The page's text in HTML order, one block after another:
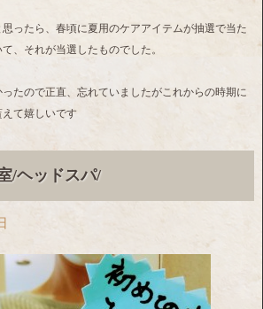
ったら、春頃に夏用のケアアイテムが抽選で当た
、それが当選したものでした。
たので正直、忘れていましたがこれからの時期に
て嬉しいです
/ヘッドスパ/